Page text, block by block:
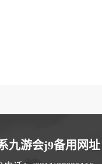
九游会j9备用网址